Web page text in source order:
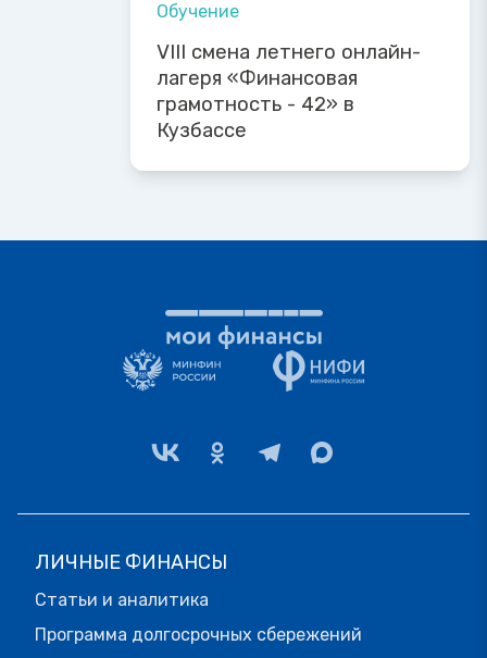
Обучение
VIII смена летнего онлайн-
лагеря «Финансовая
грамотность - 42» в
Кузбассе
ЛИЧНЫЕ ФИНАНСЫ
Статьи и аналитика
Программа долгосрочных сбережений